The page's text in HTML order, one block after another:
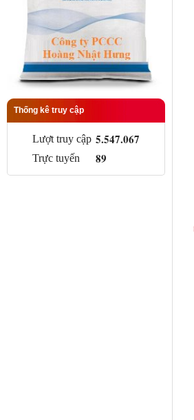
Thống kê truy cập
Lượt truy cập 5.547.067
Trực tuyến 89